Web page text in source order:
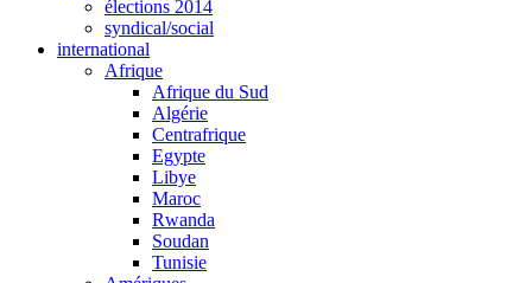
élections 2014
syndical/social
international
Afrique
Afrique du Sud
Algérie
Centrafrique
Egypte
Libye
Maroc
Rwanda
Soudan
Tunisie